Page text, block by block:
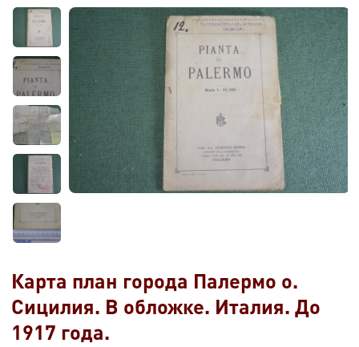
Карта план города Палермо о.
Сицилия. В обложке. Италия. До
1917 года.